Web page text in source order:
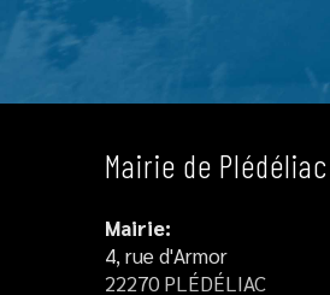
Mairie de Plédéliac
Mairie:
4, rue d'Armor
22270 PLÉDÉLIAC